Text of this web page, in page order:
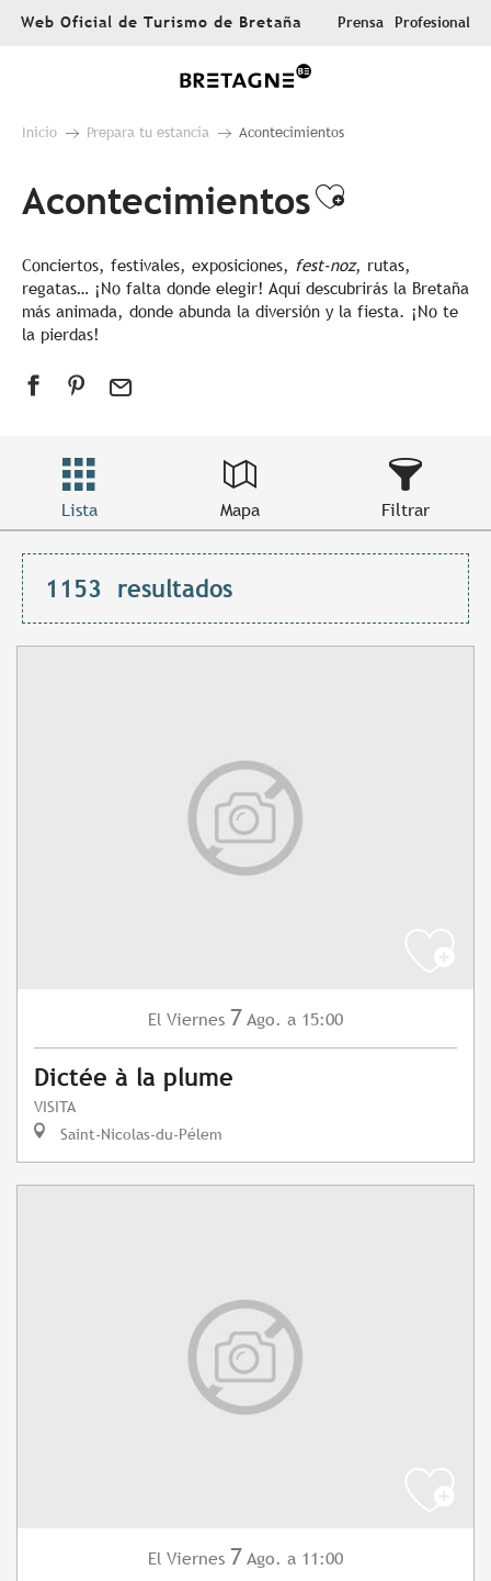
AllerWeb Oficial de Turismo de Bretaña Prensa Profesional
Inicio Prepara tu estancia Acontecimientos
AcontecimientosAjouter
Conciertos, festivales, exposiciones, fest-noz, rutas,
regatas… ¡No falta donde elegir! Aquí descubrirás la Bretaña
más animada, donde abunda la diversión y la fiesta. ¡No te
la pierdas!
Lista Mapa Filtrar
1153 resultados
El Viernes 7 Ago. a 15:00
Dictée à la plume
VISITA
Saint-Nicolas-du-Pélem
El Viernes 7 Ago. a 11:00